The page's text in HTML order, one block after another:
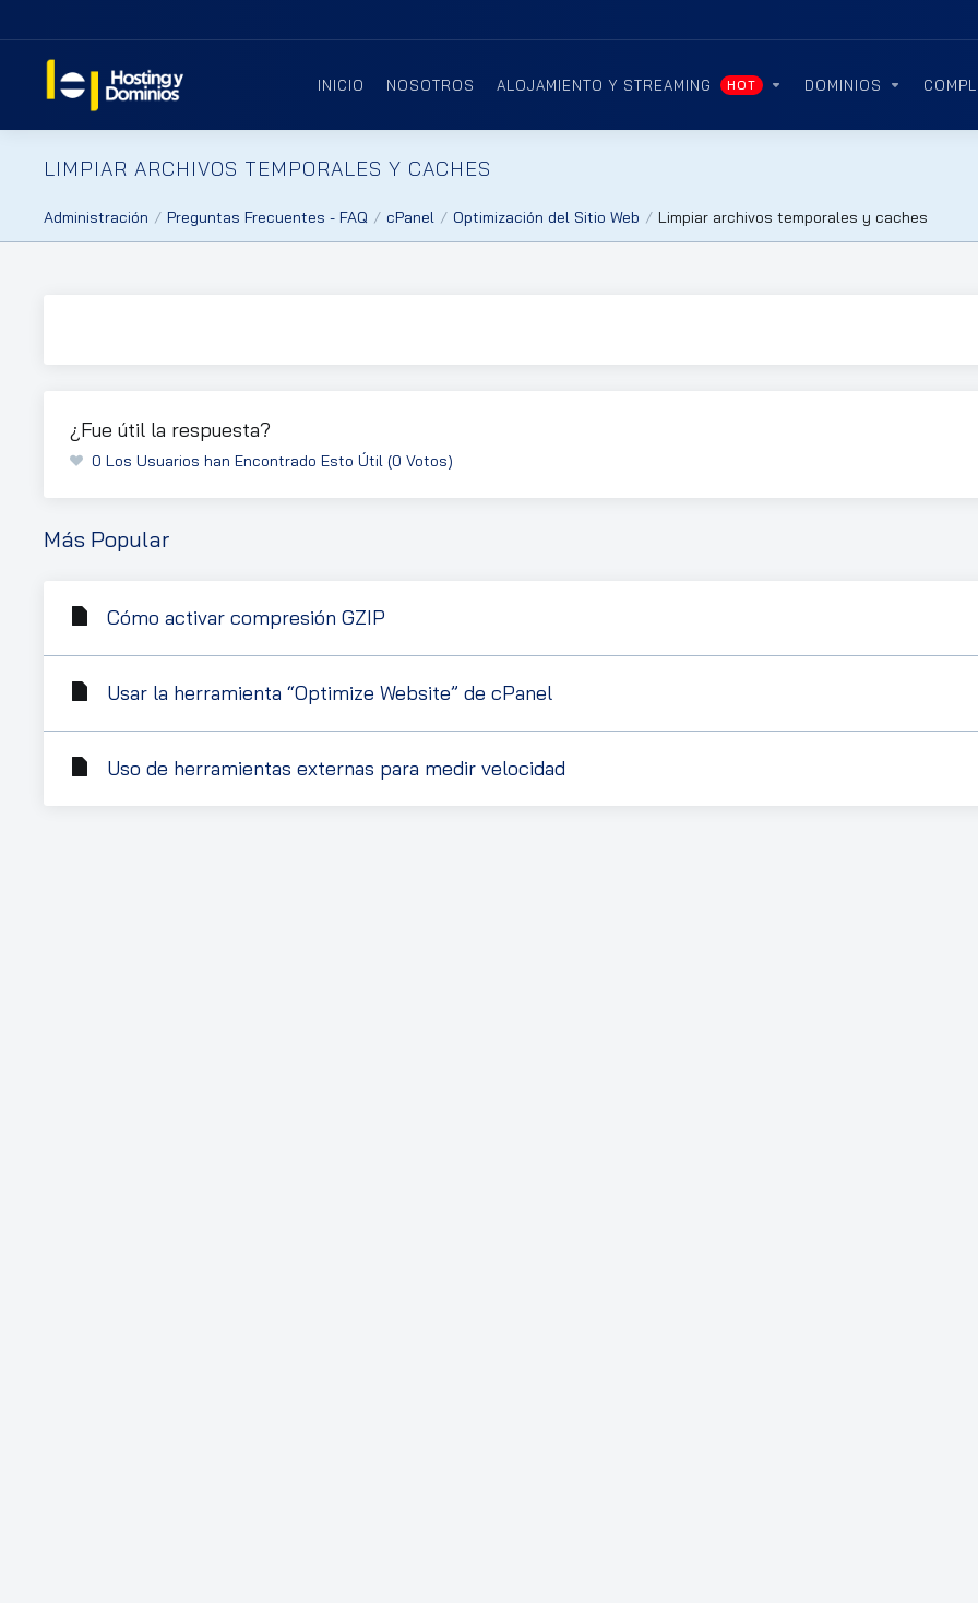
INICIO NOSOTROS ALOJAMIENTO Y STREAMING HOT DOMINIOS
LIMPIAR ARCHIVOS TEMPORALES Y CACHES
Administración Preguntas Frecuentes - FAQ cPanel Optimización del Sitio Web Limpiar archivos temporales y caches
¿Fue útil la respuesta?
0 Los Usuarios han Encontrado Esto Útil (0 Votos)
Más Popular
Cómo activar compresión GZIP
Usar la herramienta “Optimize Website” de cPanel
Uso de herramientas externas para medir velocidad